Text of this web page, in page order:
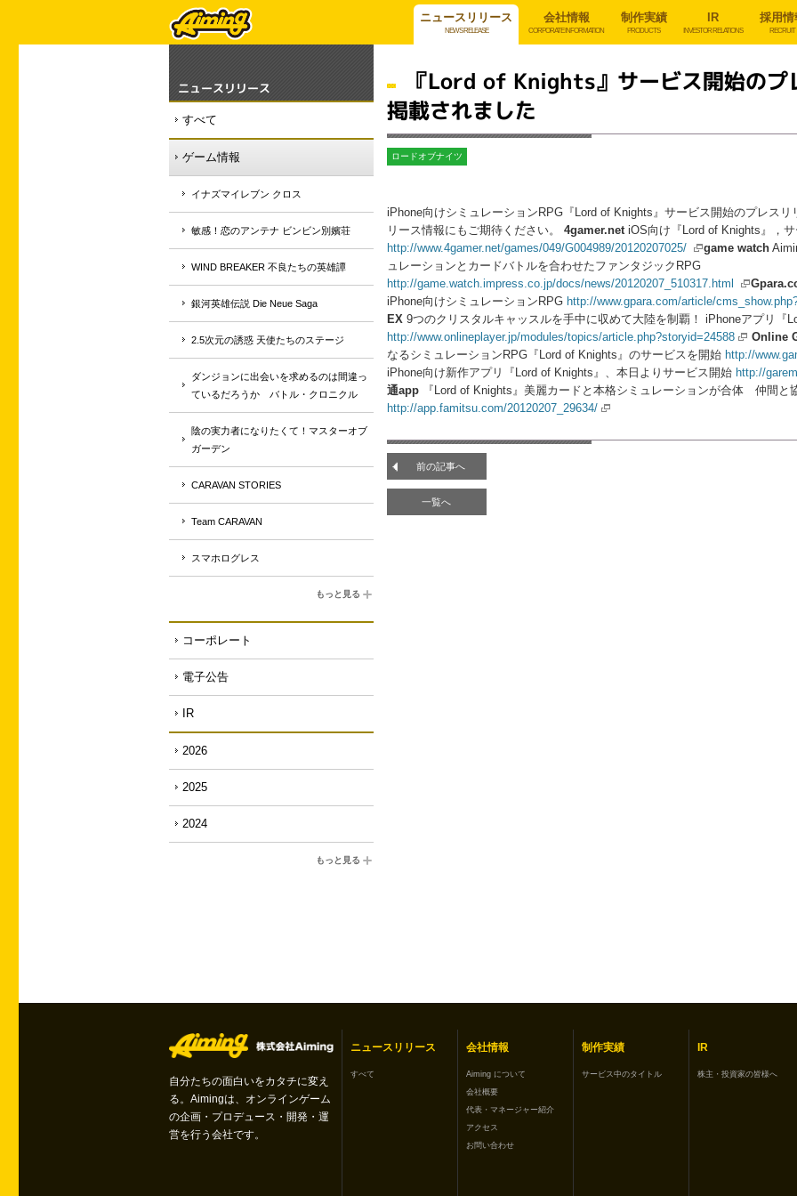
ニュースリリース
NEWS RELEASE
会社情報
CORPORATE INFORMATION
制作実績
PRODUCTS
IR
INVESTOR RELATIONS
採用情
RECRUIT
『Lord of Knights』サービス開始のプ
掲載されました
ロードオブナイツ
iPhone向けシミュレーションRPG『Lord of Knights』サービス開始のプレス
リース情報にもご期待ください。 4gamer.netiOS向け『Lord of Knights』，
http://www.4gamer.net/games/049/G004989/20120207025/
game watch
ュレーションとカードバトルを合わせたファンタジックRPG
http://game.watch.impress.co.jp/docs/news/20120207_510317.html
iPhone向けシミュレーションRPG http://www.gpara.com/article/
EX9つのクリスタルキャッスルを手中に収めて大陸を制覇！ iPhoneアプリ『
http://www.onlineplayer.jp/modules/topics/article.php?storyid=24588
Online
なるシミュレーションRPG『Lord of Knights』のサービスを開始 http://
iPhone向け新作アプリ『Lord of Knights』、本日よりサービス開始 http://
通app『Lord of Knights』美麗カードと本格シミュレーションが合体 仲間と
http://app.famitsu.com/20120207_29634/
前の記事へ
一覧へ
ニュースリリース
すべて
ゲーム情報
イナズマイレブン クロス
敏感！恋のアンテナ ビンビン別嬪荘
WIND BREAKER 不良たちの英雄譚
銀河英雄伝説 Die Neue Saga
2.5次元の誘惑 天使たちのステージ
ダンジョンに出会いを求めるのは間違っ
ているだろうか バトル・クロニクル
陰の実力者になりたくて！マスターオブ
ガーデン
CARAVAN STORIES
Team CARAVAN
スマホログレス
もっと見る
コーポレート
電子公告
IR
2026
2025
2024
もっと見る
自分たちの面白いをカタチに変え
る。Aimingは、オンラインゲーム
の企画・プロデュース・開発・運
営を行う会社です。
ニュースリリース
すべて
会社情報
Aiming について
会社概要
代表・マネージャー紹介
アクセス
お問い合わせ
制作実績
サービス中のタイトル
IR
株主・投資家の皆様へ